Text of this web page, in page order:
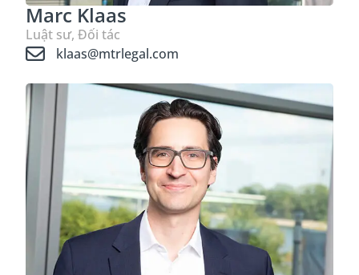
Marc Klaas
Luật sư, Đối tác
klaas@mtrlegal.com